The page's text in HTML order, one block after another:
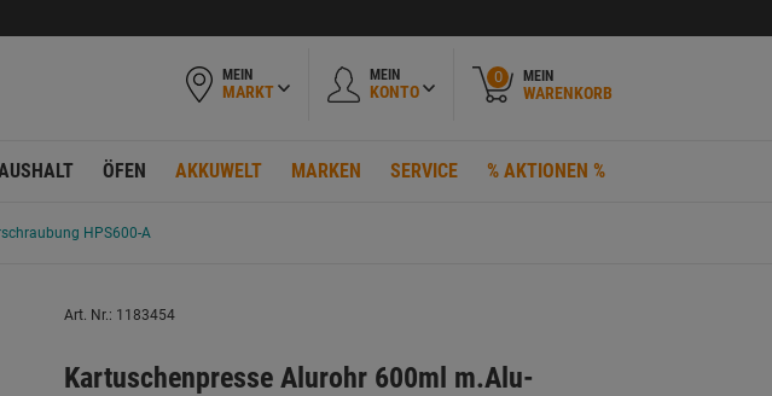
MEIN
MARKT
MEIN
KONTO
0 MEIN
WARENKORB
ÖFEN AKKUWELT MARKEN SERVICE % AKTIONEN %
HPS600-A
Art. Nr.: 1183454
Kartuschenpresse Alurohr 600ml m.Alu-